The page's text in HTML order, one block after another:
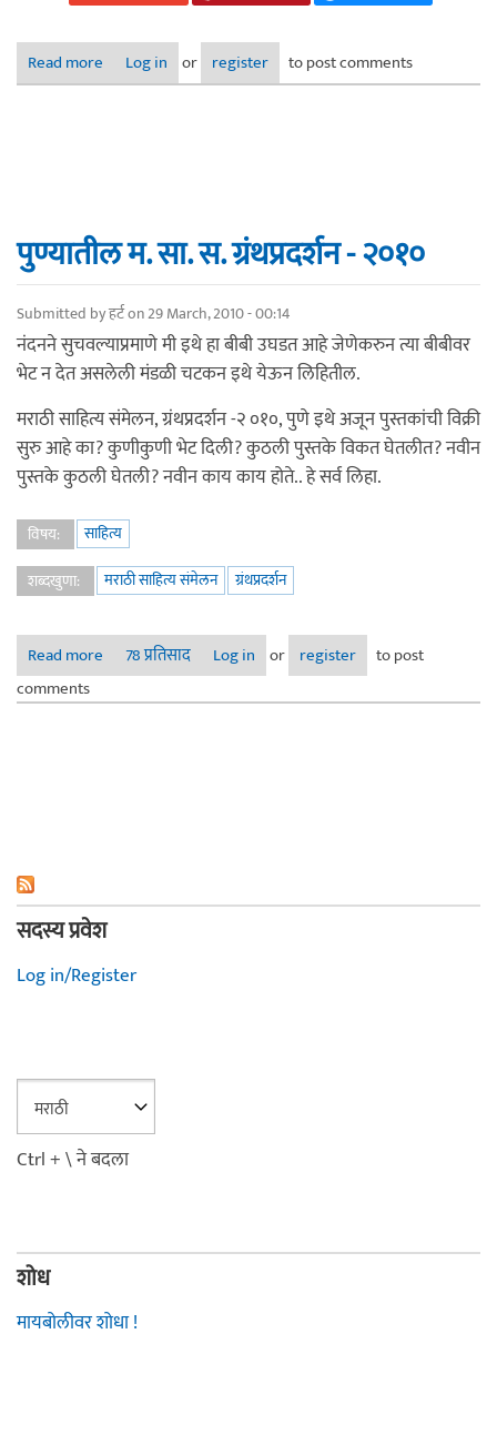
Read more about नेटकर्‍यांचे साहित्य संमेलन
Log in or register to post comments
पुण्यातील म. सा. स. ग्रंथप्रदर्शन - २०१०
Submitted byहर्टon 29 March, 2010 - 00:14
नंदनने सुचवल्याप्रमाणे मी इथे हा बीबी उघडत आहे जेणेकरुन त्या बीबीवर
भेट न देत असलेली मंडळी चटकन इथे येऊन लिहितील.
मराठी साहित्य संमेलन, ग्रंथप्रदर्शन -२ ०१०, पुणे इथे अजून पुस्तकांची विक्री
सुरु आहे का? कुणीकुणी भेट दिली? कुठली पुस्तके विकत घेतलीत? नवीन
पुस्तके कुठली घेतली? नवीन काय काय होते.. हे सर्व लिहा.
विषय:
साहित्य
शब्दखुणा:
मराठी साहित्य संमेलन ग्रंथप्रदर्शन
Read more about पुण्यातील म. सा. स. ग्रंथप्रदर्शन - २०१०
78 प्रतिसाद Log in or register
to post
comments
सदस्य प्रवेश
Log in/Register
Ctrl + \ ने बदला
शोध
मायबोलीवर शोधा !